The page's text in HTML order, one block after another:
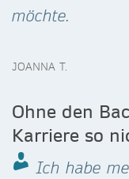
möchte.
JOANNA T.
Ohne den
Karriere so
Ich habe